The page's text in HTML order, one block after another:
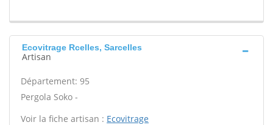
Ecovitrage Rcelles, Sarcelles
Artisan
Département: 95
Pergola Soko -
Voir la fiche artisan : Ecovitrage